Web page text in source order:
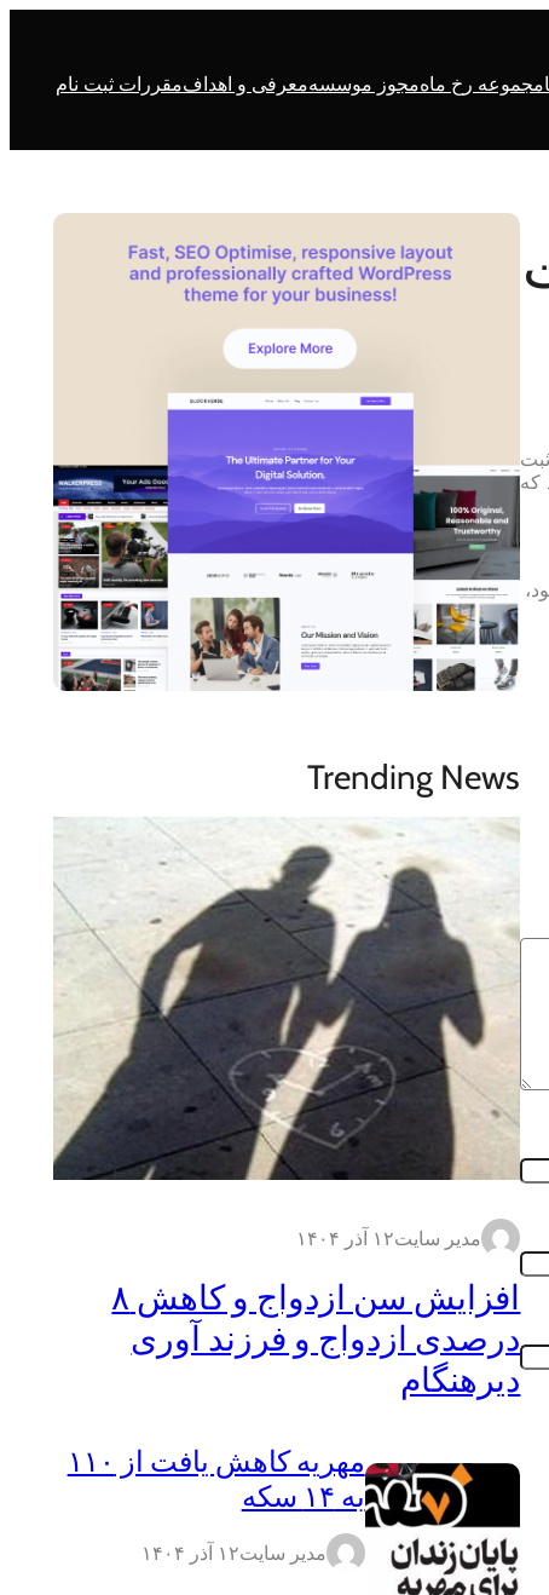
مجموعه رخ ماهمجوز موسسهمعرفی و اهدافمقررات ثبت نام
ثبت
كه
بود،
Trending News
مدیر سایت۱۲ آذر ۱۴۰۴
افزایش سن ازدواج و کاهش ۸
درصدی ازدواج و فرزند آوری
دیرهنگام
مهریه کاهش یافت از ۱۱۰
به ۱۴ سکه
مدیر سایت۱۲ آذر ۱۴۰۴